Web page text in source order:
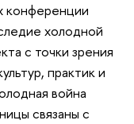
конференции
холодной
с точки зрения
практик и
война
связаны с